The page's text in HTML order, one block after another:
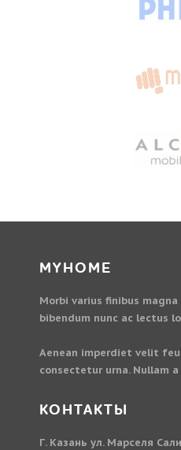
MYHOME
Morbi varius finibus
bibendum nunc ac lectus
Aenean imperdiet velit
consectetur urna. Nullam
КОНТАКТЫ
Г. Казань ул. Марселя